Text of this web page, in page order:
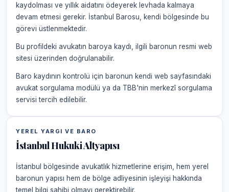
kaydolması ve yıllık aidatını ödeyerek levhada kalmaya
devam etmesi gerekir. İstanbul Barosu, kendi bölgesinde bu
görevi üstlenmektedir.
Bu profildeki avukatın baroya kaydı, ilgili baronun resmi web
sitesi üzerinden doğrulanabilir.
Baro kaydının kontrolü için baronun kendi web sayfasındaki
avukat sorgulama modülü ya da TBB'nin merkezî sorgulama
servisi tercih edilebilir.
YEREL YARGI VE BARO
İstanbul Hukuki Altyapısı
İstanbul bölgesinde avukatlık hizmetlerine erişim, hem yerel
baronun yapısı hem de bölge adliyesinin işleyişi hakkında
temel bilgi sahibi olmayı gerektirebilir.